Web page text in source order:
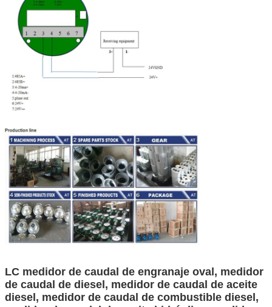
LC medidor de caudal de engranaje oval, medidor
de caudal de diesel, medidor de caudal de aceite
diesel, medidor de caudal de combustible diesel,